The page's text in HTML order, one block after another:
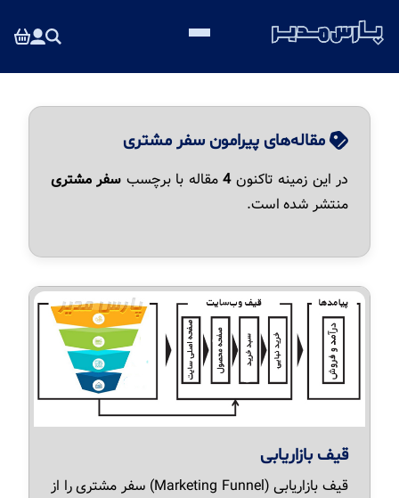
مقاله‌های پیرامون سفر مشتری
در این زمینه تاکنون4مقاله با برچسب سفر مشتری
منتشر شده است.
قیف بازاریابی
قیف بازاریابی (Marketing Funnel) سفر مشتری را از